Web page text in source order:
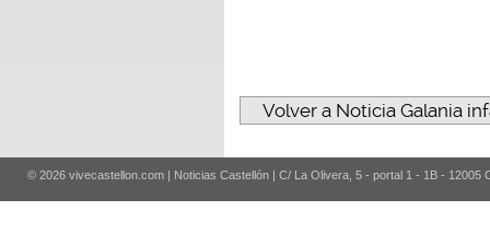
Volver a Noticia Galania
© 2026 vivecastellon.com | Noticias Castellón | C/ La Olivera, 5 - portal 1 - 1B - 12005